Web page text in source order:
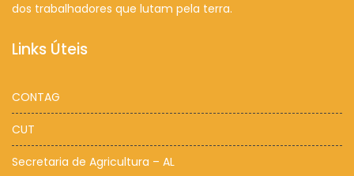
dos trabalhadores que lutam pela terra.
Links Úteis
CONTAG
CUT
Secretaria de Agricultura – AL